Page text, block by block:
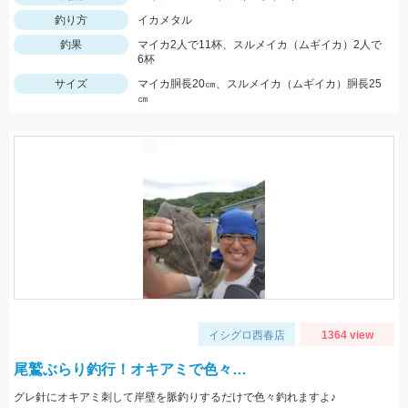
釣り方
イカメタル
釣果
マイカ2人で11杯、スルメイカ（ムギイカ）2人で
6杯
サイズ
マイカ胴長20㎝、スルメイカ（ムギイカ）胴長25
㎝
イシグロ西春店 1364 view
尾鷲ぶらり釣行！オキアミで色々…
グレ針にオキアミ刺して岸壁を脈釣りするだけで色々釣れますよ♪